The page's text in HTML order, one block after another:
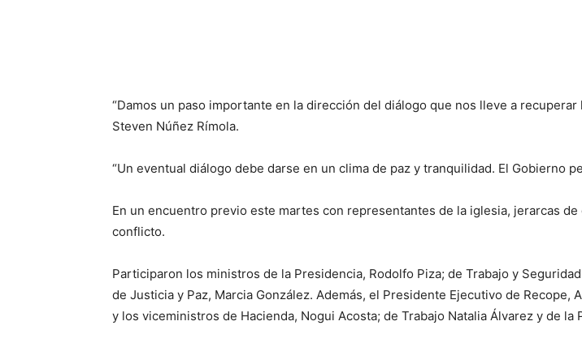
“Damos un paso importante en la dirección del diálogo que nos lleve a
Steven Núñez Rímola.
“Un eventual diálogo debe darse en un clima de paz y tranquilidad. El Gobierno
En un encuentro previo este martes con representantes de la iglesia, jerarcas
conflicto.
Participaron los ministros de la Presidencia, Rodolfo Piza; de Trabajo y
de Justicia y Paz, Marcia González. Además, el Presidente Ejecutivo de
y los viceministros de Hacienda, Nogui Acosta; de Trabajo Natalia Álvarez y de la